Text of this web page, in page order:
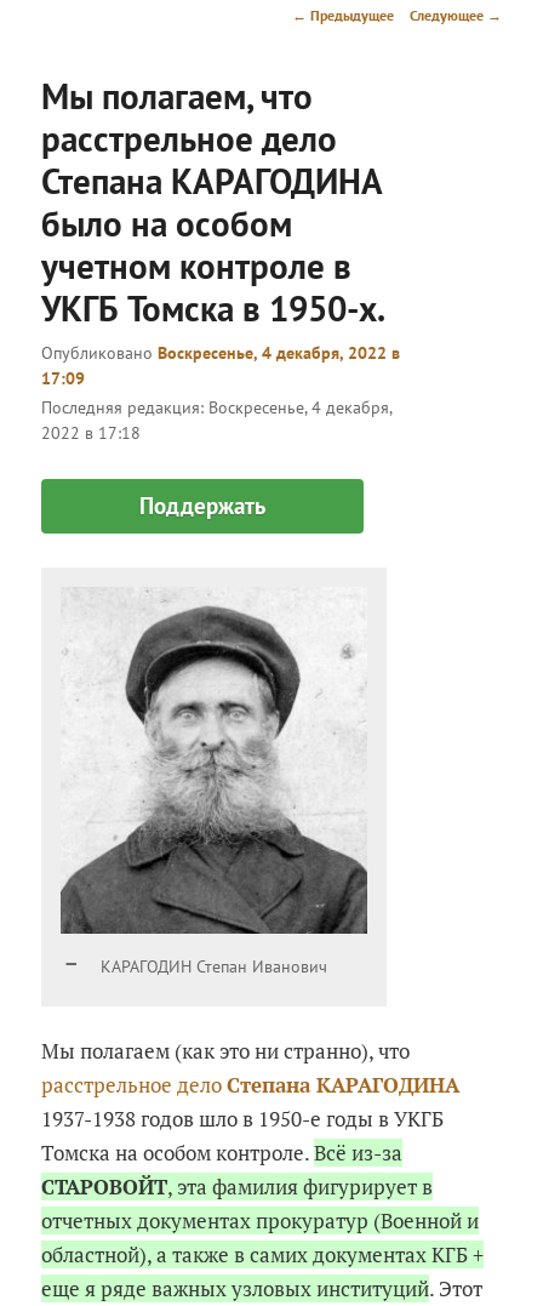
Навигация
← Предыдущее Следующее →
Мы полагаем, что
расстрельное дело
Степана КАРАГОДИНА
было на особом
учетном контроле в
УКГБ Томска в 1950-х.
ОпубликованоВоскресенье, 4 декабря, 2022 в
17:09
Последняя редакция: Воскресенье, 4 декабря,
2022 в 17:18
Поддержать
КАРАГОДИН Степан Иванович
Мы полагаем (как это ни странно), что
расстрельное делоСтепана КАРАГОДИНА
1937-1938 годов шло в 1950-е годы в УКГБ
Томска на особом контроле.Всё из-за
СТАРОВОЙТ, эта фамилия фигурирует в
отчетных документах прокуратур (Военной и
областной), а также в самих документах КГБ +
еще я ряде важных узловых институций. Этот